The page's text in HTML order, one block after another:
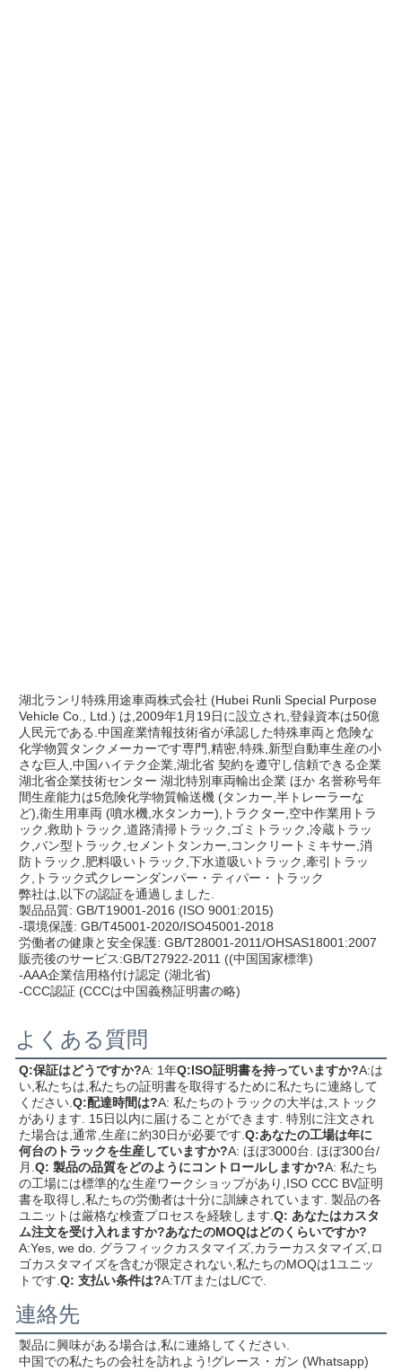
湖北ランリ特殊用途車両株式会社 (Hubei Runli Special Purpose
Vehicle Co., Ltd.) は,2009年1月19日に設立され,登録資本は50億
人民元である.中国産業情報技術省が承認した特殊車両と危険な
化学物質タンクメーカーです専門,精密,特殊,新型自動車生産の小
さな巨人,中国ハイテク企業,湖北省 契約を遵守し信頼できる企業
湖北省企業技術センター 湖北特別車両輸出企業 ほか 名誉称号年
間生産能力は5危険化学物質輸送機 (タンカー,半トレーラーな
ど),衛生用車両 (噴水機,水タンカー),トラクター,空中作業用トラ
ック,救助トラック,道路清掃トラック,ゴミトラック,冷蔵トラッ
ク,バン型トラック,セメントタンカー,コンクリートミキサー,消
防トラック,肥料吸いトラック,下水道吸いトラック,牽引トラッ
ク,トラック式クレーンダンパー・ティパー・トラック
弊社は,以下の認証を通過しました.
製品品質: GB/T19001-2016 (ISO 9001:2015)
-環境保護: GB/T45001-2020/ISO45001-2018
労働者の健康と安全保護: GB/T28001-2011/OHSAS18001:2007
販売後のサービス:GB/T27922-2011 ((中国国家標準)
-AAA企業信用格付け認定 (湖北省)
-CCC認証 (CCCは中国義務証明書の略)
よくある質問
Q:保証はどうですか?A: 1年Q:ISO証明書を持っていますか?A:は
い,私たちは,私たちの証明書を取得するために私たちに連絡して
ください. Q:配達時間は?A: 私たちのトラックの大半は,ストック
があります. 15日以内に届けることができます. 特別に注文され
た場合は,通常,生産に約30日が必要です. Q:あなたの工場は年に
何台のトラックを生産していますか?A: ほぼ3000台. ほぼ300台/
月. Q: 製品の品質をどのようにコントロールしますか?A: 私たち
の工場には標準的な生産ワークショップがあり,ISO CCC BV証明
書を取得し,私たちの労働者は十分に訓練されています. 製品の各
ユニットは厳格な検査プロセスを経験します. Q: あなたはカスタ
ム注文を受け入れますか?あなたのMOQはどのくらいですか?
A:Yes, we do. グラフィックカスタマイズ,カラーカスタマイズ,ロ
ゴカスタマイズを含むが限定されない,私たちのMOQは1ユニッ
トです. Q: 支払い条件は?A:T/TまたはL/Cで.
連絡先
製品に興味がある場合は,私に連絡してください.
中国での私たちの会社を訪れよう!グレース・ガン (Whatsapp)